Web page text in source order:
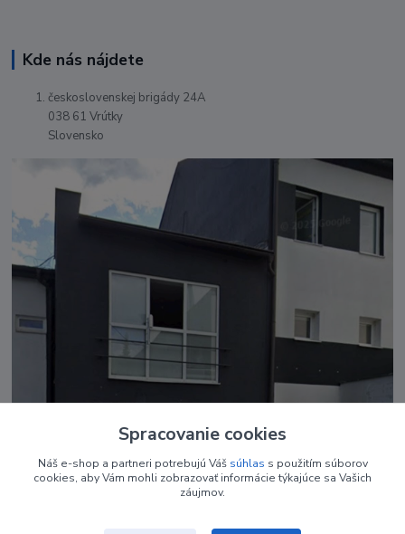
Kde nás nájdete
československej brigády 24A
038 61 Vrútky
Slovensko
Spracovanie cookies
Náš e-shop a partneri potrebujú Váš súhlas s použitím súborov
cookies, aby Vám mohli zobrazovať informácie týkajúce sa Vašich
záujmov.